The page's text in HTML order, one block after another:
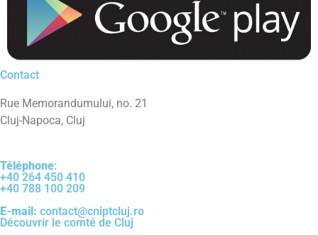
Contact
Rue Memorandumului, no. 21
Cluj-Napoca, Cluj
Téléphone:
+40 264 450 410
+40 788 100 209
E-mail: contact@cniptcluj.ro
Découvrir le comté de Cluj